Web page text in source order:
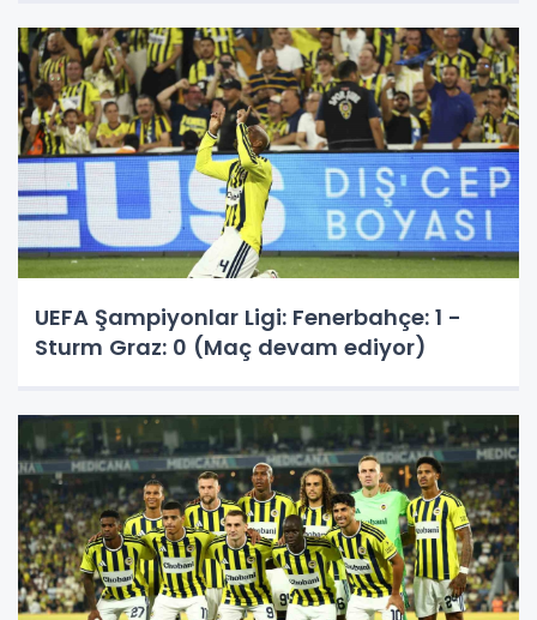
UEFA Şampiyonlar Ligi: Fenerbahçe: 1 -
Sturm Graz: 0 (Maç devam ediyor)